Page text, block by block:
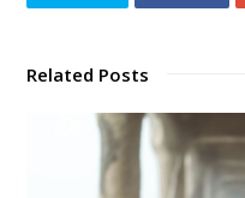
Related Posts